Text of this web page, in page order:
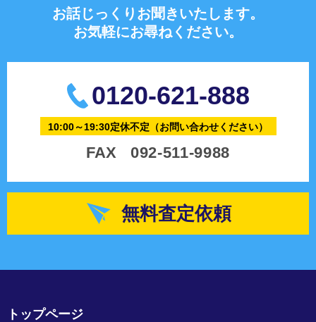
お話じっくりお聞きいたします。
お気軽にお尋ねください。
0120-621-888
10:00～19:30定休不定 （お問い合わせください）
FAX 092-511-9988
無料査定依頼
トップページ